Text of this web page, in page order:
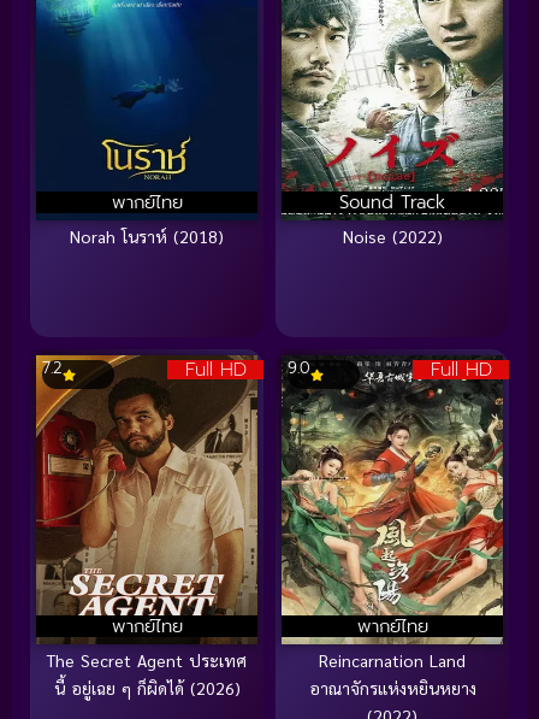
พากย์ไทย
Norah โนราห์ (2018)
Sound Track
Noise (2022)
Full HD
พากย์ไทย
7.2
The Secret Agent ประเทศ
นี้ อยู่เฉย ๆ ก็ผิดได้ (2026)
Full HD
พากย์ไทย
9.0
Reincarnation Land
อาณาจักรแห่งหยินหยาง